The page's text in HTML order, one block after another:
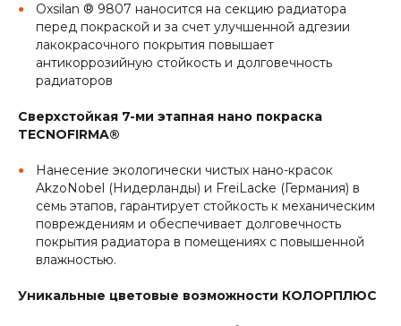
Oxsilan ® 9807 наносится на секцию радиатора
перед покраской и за счет улучшенной адгезии
лакокрасочного покрытия повышает
антикоррозийную стойкость и долговечность
радиаторов
Сверхстойкая 7-ми этапная нано покраска
TECNOFIRMA®
Нанесение экологически чистых нано-красок
AkzoNobel (Нидерланды) и FreiLacke (Германия) в
семь этапов, гарантирует стойкость к механическим
повреждениям и обеспечивает долговечность
покрытия радиатора в помещениях с повышенной
влажностью.
Уникальные цветовые возможности КОЛОРПЛЮС